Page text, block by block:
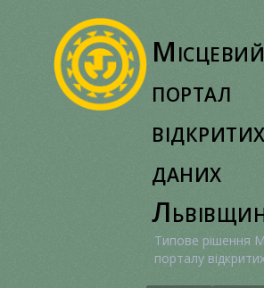
Місцевий
портал
відкритих
даних
Типове рішення
порталу